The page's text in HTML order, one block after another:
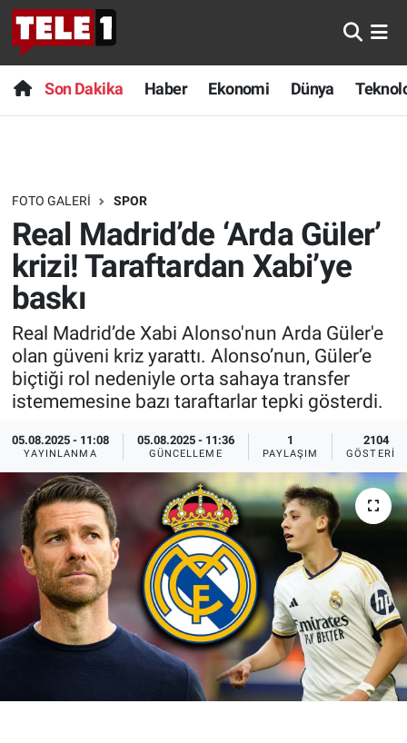
Son Dakika Haber Ekonomi Dünya
FOTO GALERI SPOR
Real Madrid’de ‘Arda Güler’
krizi! Taraftardan Xabi’ye
baskı
Real Madrid’de Xabi Alonso'nun Arda Güler'e
olan güveni kriz yarattı. Alonso’nun, Güler’e
biçtiği rol nedeniyle orta sahaya transfer
istememesine bazı taraftarlar tepki gösterdi.
05.08.2025 - 11:08
YAYINLANMA
05.08.2025 - 11:36
GÜNCELLEME
1
PAYLAŞIM
2104
GÖSTERIM
Anında Manşet
Başka Sohbetler
Bilim turu
Bilim ve Teknoloji Evreni
Doğa Konuşuyor
Dünya
Ege Saati
Ege'den Esintiler
Eğitim
Eğlence
Ekonomi
Forum
Gerçeğin İzinde
Son Dakika
Haber
Dünya
Teknoloji
Sağlık
Spor
Yayın Akışı
İletişim
Nöbetçi Eczaneler
Hava Durumu
Trafik Durumu
Süper Lig Puan Durumu ve Fikstür
Tüm Manşetler
Son Dakika Haberleri
Haber Arşivi